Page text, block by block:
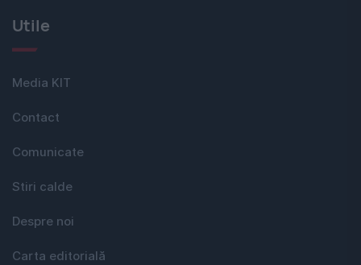
Utile
Media KIT
Contact
Comunicate
Stiri calde
Despre noi
Carta editorială